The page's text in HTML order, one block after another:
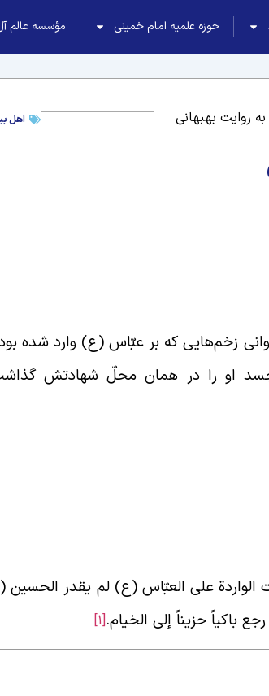
حوزه علمیه امام خمینی مؤسسه عالم
به روایت بهبهانی اهل
زخم‌هایی که بر عبّاس (ع) وارد شده
او را در همان محلّ شهادتش
الواردة علی العبّاس (ع) لم یقدر
باکیاً حزیناً إلی الخیام.[1]